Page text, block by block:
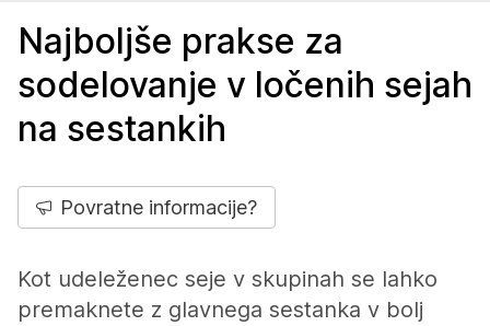
Najboljše prakse za
sodelovanje v ločenih sejah
na sestankih
Povratne informacije?
Kot udeleženec seje v skupinah se lahko
premaknete z glavnega sestanka v bolj